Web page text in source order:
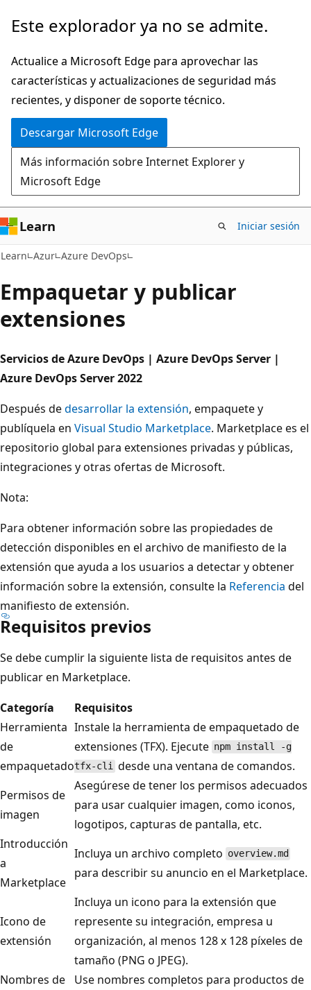
Ir
contenido
principal
Este explorador ya no se admite.
Actualice a Microsoft Edge para aprovechar las
características y actualizaciones de seguridad más
recientes, y disponer de soporte técnico.
Descargar Microsoft Edge
Más información sobre Internet Explorer y
Microsoft Edge
Learn Iniciar sesión
Learn Azur Azure DevOps
Empaquetar y publicar
extensiones
Servicios de Azure DevOps | Azure DevOps Server |
Azure DevOps Server 2022
Después dedesarrollar la extensión, empaquete y
publíquela en Visual Studio Marketplace. Marketplace es el
repositorio global para extensiones privadas y públicas,
integraciones y otras ofertas de Microsoft.
Nota:
Para obtener información sobre las propiedades de
detección disponibles en el archivo de manifiesto de la
extensión que ayuda a los usuarios a detectar y obtener
información sobre la extensión, consulte la Referencia del
manifiesto de extensión.
Requisitos previos
Se debe cumplir la siguiente lista de requisitos antes de
publicar en Marketplace.
Categoría
Requisitos
Herramienta
de
empaquetado
Instale la herramienta de empaquetado de
extensiones (TFX). Ejecute npm install -g
tfx-cli desde una ventana de comandos.
Permisos de
imagen
Asegúrese de tener los permisos adecuados
para usar cualquier imagen, como iconos,
logotipos, capturas de pantalla, etc.
Introducción
a
Marketplace
Incluya un archivo completo overview.md
para describir su anuncio en el Marketplace.
Icono de
extensión
Incluya un icono para la extensión que
represente su integración, empresa u
organización, al menos 128 x 128 píxeles de
tamaño (PNG o JPEG).
Nombres de
Use nombres completos para productos de